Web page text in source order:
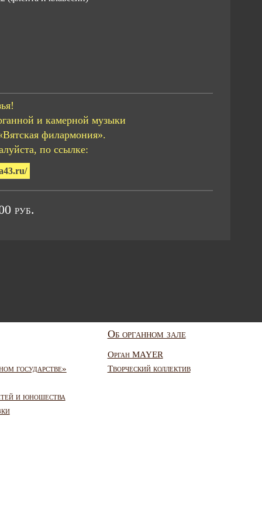
и камерной музыки
филармония».
по ссылке:
руб.
государстве»
и юношества
Об органном зале
Орган MAYER
Творческий коллектив